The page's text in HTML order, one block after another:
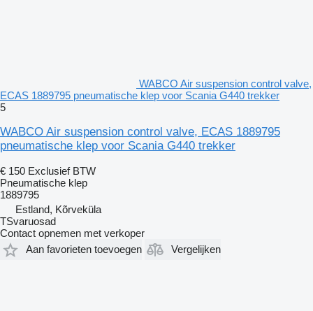
WABCO Air suspension control valve,
ECAS 1889795 pneumatische klep voor Scania G440 trekker
5
WABCO Air suspension control valve, ECAS 1889795
pneumatische klep voor Scania G440 trekker
€ 150 Exclusief BTW
Pneumatische klep
1889795
Estland, Kõrveküla
TSvaruosad
Contact opnemen met verkoper
Aan favorieten toevoegen
Vergelijken